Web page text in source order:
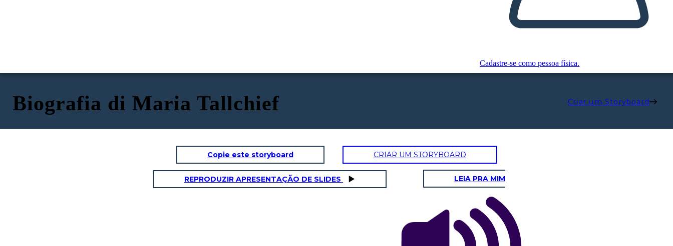
Cadastre-se como pessoa física.
Biografia di Maria Tallchief Criar um Storyboard
Copie este storyboard CRIAR UM STORYBOARD
REPRODUZIR APRESENTAÇÃO DE SLIDES LEIA PRA MIM